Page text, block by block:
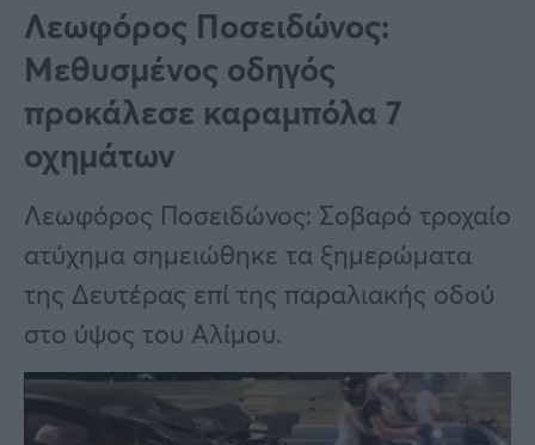
Πολιτική
Τράπεζες
Επιδοτήσεις
ΕΣΠΑ
Κόσμος
Lifestyle
Αθλητικά
Υγεία
Γυναίκα
Καιρός
Λεωφόρος Ποσειδώνος:
Μεθυσμένος οδηγός
προκάλεσε καραμπόλα 7
οχημάτων
Λεωφόρος Ποσειδώνος: Σοβαρό τροχαίο
ατύχημα σημειώθηκε τα ξημερώματα
της Δευτέρας επί της παραλιακής οδού
στο ύψος του Αλίμου.